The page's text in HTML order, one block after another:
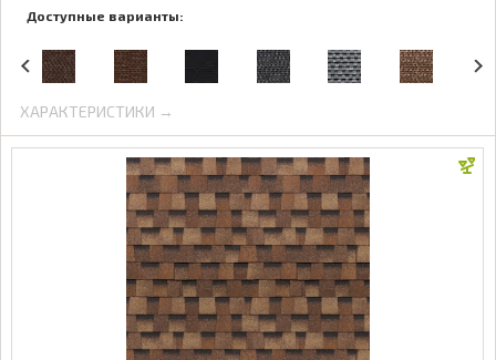
Доступные варианты:
ХАРАКТЕРИСТИКИ →